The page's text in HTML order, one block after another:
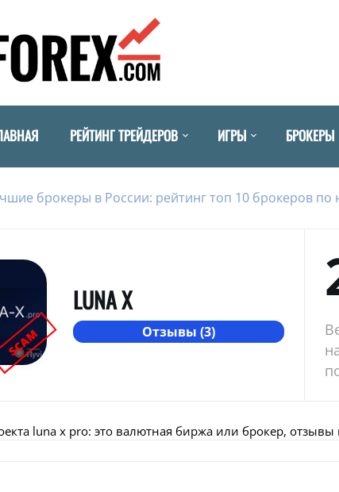
РЕЙТИНГ ТРЕЙДЕРОВ ИГРЫ БРОКЕРЫ
брокеры в России: рейтинг топ 10 брокеров по
SCAM
LUNA X
Отзывы (3)
luna x pro: это валютная биржа или брокер, отзывы